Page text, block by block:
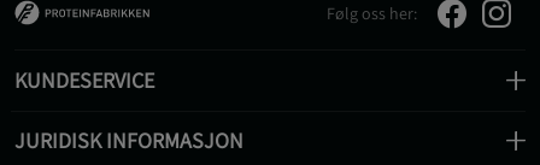
Følg oss her:
KUNDESERVICE
JURIDISK INFORMASJON